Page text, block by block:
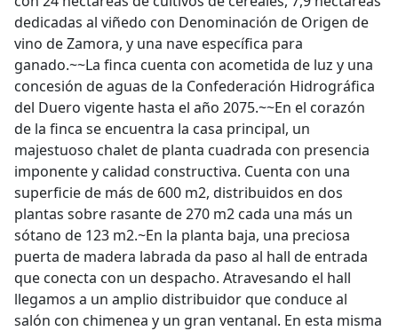
dedicadas al viñedo con Denominación de Origen de
vino de Zamora, y una nave específica para
ganado.~~La finca cuenta con acometida de luz y una
concesión de aguas de la Confederación Hidrográfica
del Duero vigente hasta el año 2075.~~En el corazón
de la finca se encuentra la casa principal, un
majestuoso chalet de planta cuadrada con presencia
imponente y calidad constructiva. Cuenta con una
superficie de más de 600 m2, distribuidos en dos
plantas sobre rasante de 270 m2 cada una más un
sótano de 123 m2.~En la planta baja, una preciosa
puerta de madera labrada da paso al hall de entrada
que conecta con un despacho. Atravesando el hall
llegamos a un amplio distribuidor que conduce al
salón con chimenea y un gran ventanal. En esta misma